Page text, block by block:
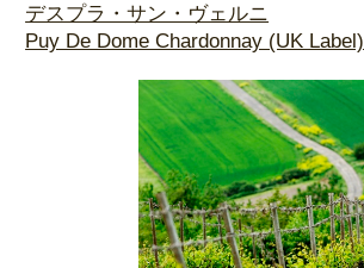
デスプラ・サン・ヴェルニ
Puy De Dome Chardonnay (UK Label)